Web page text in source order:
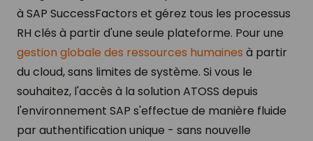
à SAP SuccessFactors et gérez tous les processus
RH clés à partir d'une seule plateforme. Pour une
gestion globale des ressources humaines à partir
du cloud, sans limites de système. Si vous le
souhaitez, l'accès à la solution ATOSS depuis
l'environnement SAP s'effectue de manière fluide
par authentification unique - sans nouvelle